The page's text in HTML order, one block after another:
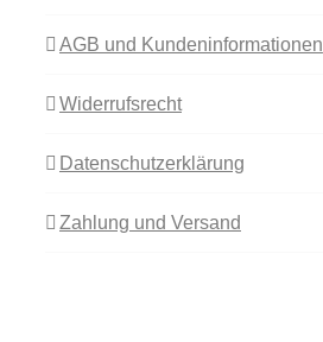
AGB und Kundeninformationen
Widerrufsrecht
Datenschutzerklärung
Zahlung und Versand